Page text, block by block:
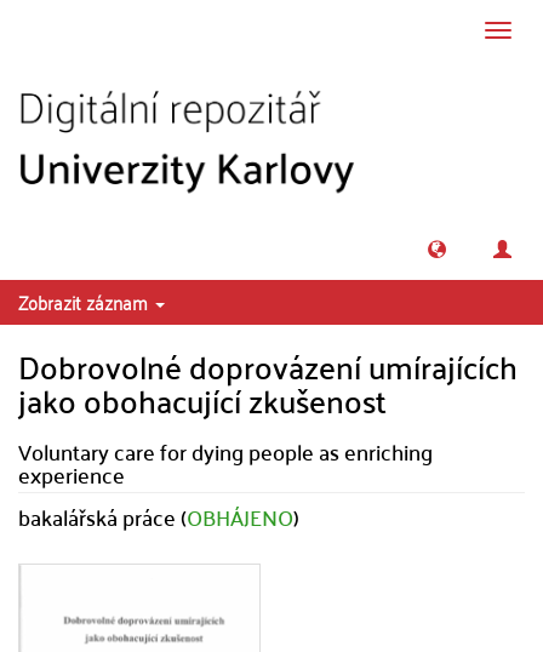
Zobrazit záznam
Dobrovolné doprovázení umírajících
jako obohacující zkušenost
Voluntary care for dying people as enriching
experience
bakalářská práce (OBHÁJENO)